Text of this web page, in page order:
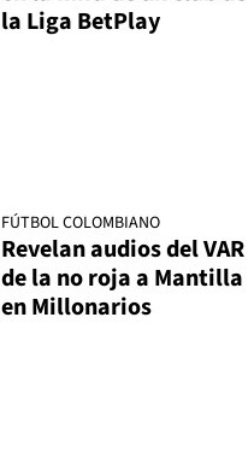
la Liga BetPlay
FÚTBOL COLOMBIANO
Revelan audios del VAR
de la no roja a Mantilla
en Millonarios